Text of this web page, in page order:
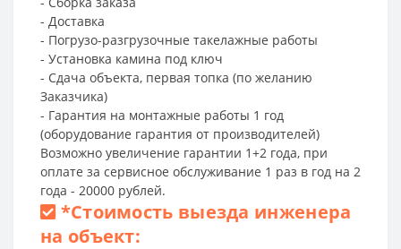
- Доставка
- Погрузо-разгрузочные такелажные работы
- Установка камина под ключ
- Сдача объекта, первая топка (по желанию
Заказчика)
- Гарантия на монтажные работы 1 год
(оборудование гарантия от производителей)
Возможно увеличение гарантии 1+2 года, при
оплате за сервисное обслуживание 1 раз в год на 2
года - 20000 рублей.
*Стоимость выезда инженера
на объект: